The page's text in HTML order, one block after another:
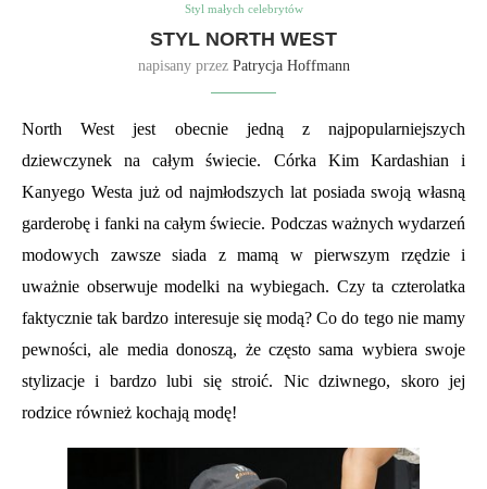
Styl małych celebrytów
STYL NORTH WEST
napisany przez Patrycja Hoffmann
North West jest obecnie jedną z najpopularniejszych
dziewczynek na całym świecie. Córka Kim Kardashian i
Kanyego Westa już od najmłodszych lat posiada swoją własną
garderobę i fanki na całym świecie. Podczas ważnych wydarzeń
modowych zawsze siada z mamą w pierwszym rzędzie i
uważnie obserwuje modelki na wybiegach. Czy ta czterolatka
faktycznie tak bardzo interesuje się modą? Co do tego nie mamy
pewności, ale media donoszą, że często sama wybiera swoje
stylizacje i bardzo lubi się stroić. Nic dziwnego, skoro jej
rodzice również kochają modę!